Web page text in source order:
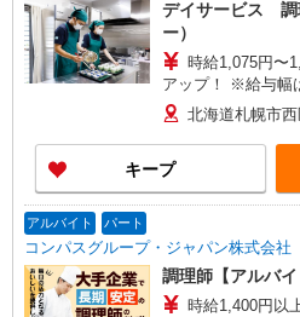
デイサービス 調
ー）
時給1,075円〜1,094円 ★土日祝
アップ！ ※給与幅
北海道札幌市
キープ
アルバイト パート
コンパスグループ・ジャパン株式会
調理師【アルバイ
時給1,400円以上 試用期間中 時給1,400円